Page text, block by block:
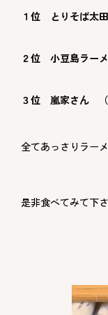
１位 とりそば太
２位 小豆島ラー
３位 嵐家さん （
全てあっさりラー
是非食べてみて下